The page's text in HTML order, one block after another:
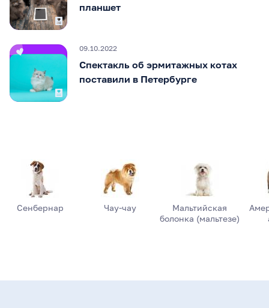
планшет
09.10.2022
Спектакль об эрмитажных котах
поставили в Петербурге
Сенбернар Чау-чау
Мальтийская
болонка (мальтезе)